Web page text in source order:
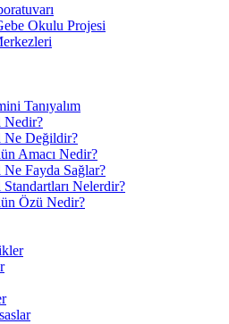
Okulu Projesi
Tanıyalım
Nedir?
Değildir?
Amacı Nedir?
Fayda Sağlar?
Nelerdir?
Özü Nedir?